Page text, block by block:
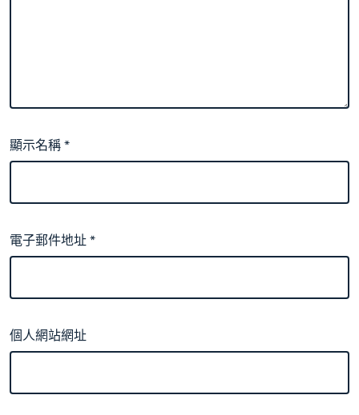
顯示名稱*
電子郵件地址*
個人網站網址